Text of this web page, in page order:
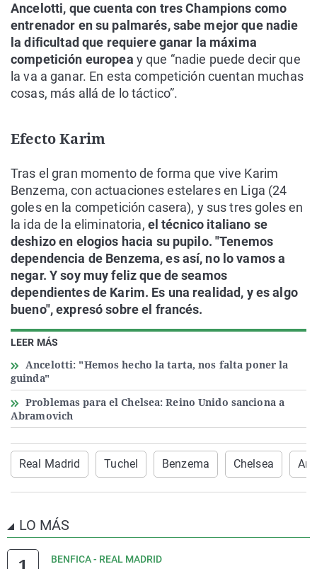
LEER MÁS
Ancelotti: "Hemos hecho la tarta, nos falta poner la
guinda"
Problemas para el Chelsea: Reino Unido sanciona a
Abramovich
Ancelotti, que cuenta con tres Champions como
entrenador en su palmarés, sabe mejor que nadie
la dificultad que requiere ganar la máxima
competición europea y que “nadie puede decir que
la va a ganar. En esta competición cuentan muchas
cosas, más allá de lo táctico”.
Efecto Karim
Tras el gran momento de forma que vive Karim
Benzema, con actuaciones estelares en Liga (24
goles en la competición casera), y sus tres goles en
la ida de la eliminatoria, el técnico italiano se
deshizo en elogios hacia su pupilo. "Tenemos
dependencia de Benzema, es así, no lo vamos a
negar. Y soy muy feliz que de seamos
dependientes de Karim. Es una realidad, y es algo
bueno", expresó sobre el francés.
Real Madrid Tuchel Benzema Chelsea
LO MÁS
BENFICA - REAL MADRID